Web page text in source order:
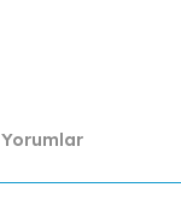
Yorumlar